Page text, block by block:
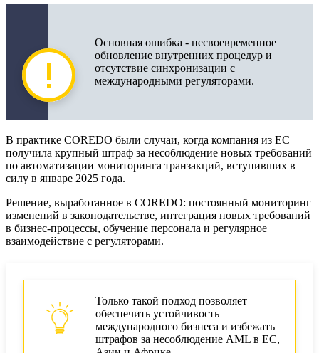
Основная ошибка - несвоевременное
обновление внутренних процедур и
отсутствие синхронизации с
международными регуляторами.
В практике COREDO были случаи, когда компания из ЕС
получила крупный штраф за несоблюдение новых требований
по автоматизации мониторинга транзакций, вступивших в
силу в январе 2025 года.
Решение, выработанное в COREDO: постоянный мониторинг
изменений в законодательстве, интеграция новых требований
в бизнес-процессы, обучение персонала и регулярное
взаимодействие с регуляторами.
Только такой подход позволяет
обеспечить устойчивость
международного бизнеса и избежать
штрафов за несоблюдение AML в ЕС,